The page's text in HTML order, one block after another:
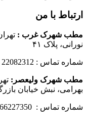
ارتباط با من
مطب شهرک غرب :
نورانی، پلاک ۴۱
شماره تماس : 22082312 – 22386106
مطب شهرک ولیعصر:
بهرامی، نبش خیابان
شماره تماس : 66227350